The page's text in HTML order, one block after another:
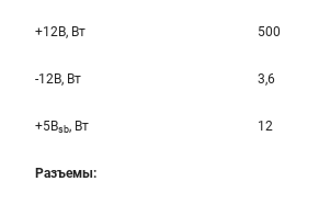
+12B, Вт 500
-12B, Вт 3,6
+5Bsb, Вт 12
Разъемы: